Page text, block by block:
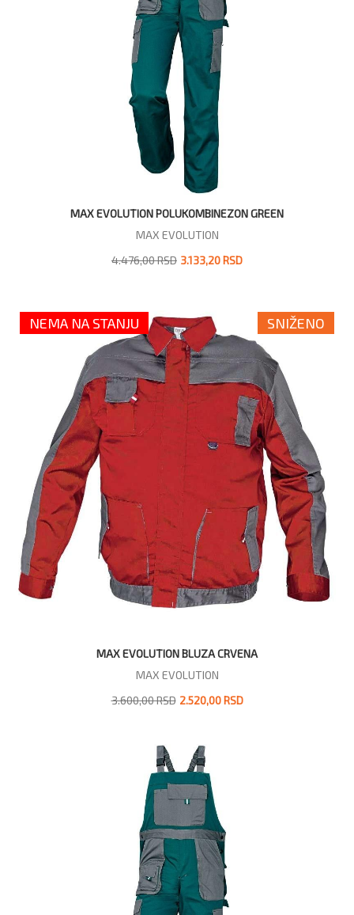
MAX EVOLUTION POLUKOMBINEZON GREEN
MAX EVOLUTION
4.476,00 RSD 3.133,20 RSD
NEMA NA STANJU SNIŽENO
MAX EVOLUTION BLUZA CRVENA
MAX EVOLUTION
3.600,00 RSD 2.520,00 RSD